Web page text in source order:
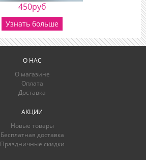
450руб
Узнать больше
О НАС
О магазине
Оплата
Доставка
АКЦИИ
Новые товары
Бесплатная доставка
Праздничные скидки